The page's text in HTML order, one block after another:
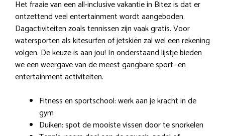
Het fraaie van een all-inclusive vakantie in Bitez is dat er
ontzettend veel entertainment wordt aangeboden.
Dagactiviteiten zoals tennissen zijn vaak gratis. Voor
watersporten als kitesurfen of jetskiën zal wel een rekening
volgen. De keuze is aan jou! In onderstaand lijstje bieden
we een weergave van de meest gangbare sport- en
entertainment activiteiten.
Fitness en sportschool: werk aan je kracht in de
gym
Duiken: spot de mooiste vissen door te snorkelen